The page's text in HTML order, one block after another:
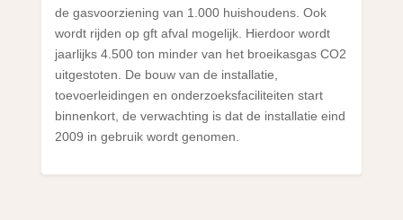
de gasvoorziening van 1.000 huishoudens. Ook
wordt rijden op gft afval mogelijk. Hierdoor wordt
jaarlijks 4.500 ton minder van het broeikasgas CO2
uitgestoten. De bouw van de installatie,
toevoerleidingen en onderzoeksfaciliteiten start
binnenkort, de verwachting is dat de installatie eind
2009 in gebruik wordt genomen.